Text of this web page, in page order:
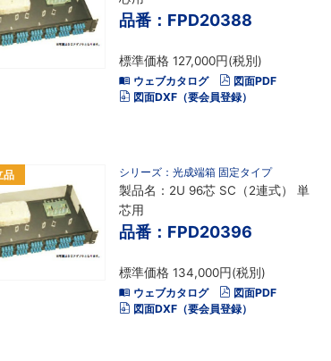
品番：FPD20388
標準価格 127,000円(税別)
ウェブカタログ
図面PDF
図面DXF（要会員登録）
品 シリーズ：光成端箱 固定タイプ
製品名：2U 96芯 SC（2連式） 単
芯用
品番：FPD20396
標準価格 134,000円(税別)
ウェブカタログ
図面PDF
図面DXF（要会員登録）